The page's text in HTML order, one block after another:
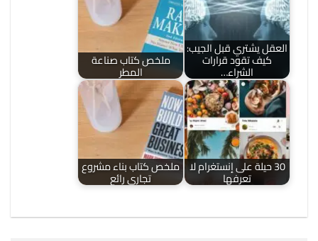
العقل يشتري قبل الجيب:
كيف تقود قرارات
الشراء…
ملخص كتاب صناعة
المطر
30 حيلة على إنستغرام لا
تعرفها
ملخص كتاب بناء مشروع
تجاري رائع